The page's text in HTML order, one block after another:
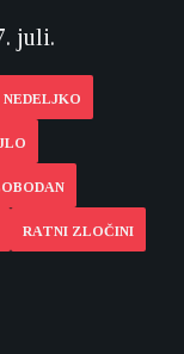
juli.
RATNI ZLOČINI